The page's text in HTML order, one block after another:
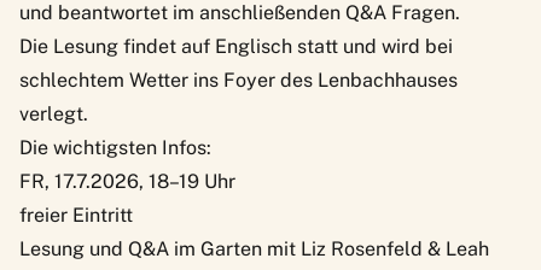
und beantwortet im anschließenden Q&A Fragen.
Die Lesung findet auf Englisch statt und wird bei
schlechtem Wetter ins Foyer des Lenbachhauses
verlegt.
Die wichtigsten Infos:
FR, 17.7.2026, 18–19 Uhr
freier Eintritt
Lesung und Q&A im Garten mit Liz Rosenfeld & Leah